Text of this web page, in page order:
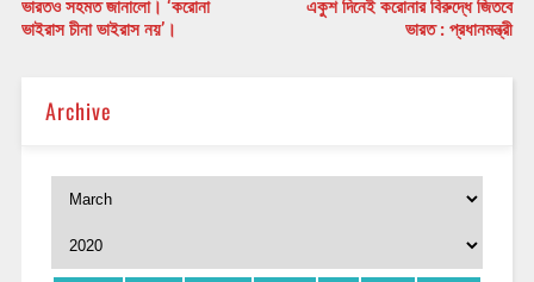
ভারতও সহমত জানালো। ‘করোনা
ভাইরাস চীনা ভাইরাস নয়’।
একুশ দিনেই করোনার বিরুদ্ধে জিতবে
ভারত : প্রধানমন্ত্রী
Archive